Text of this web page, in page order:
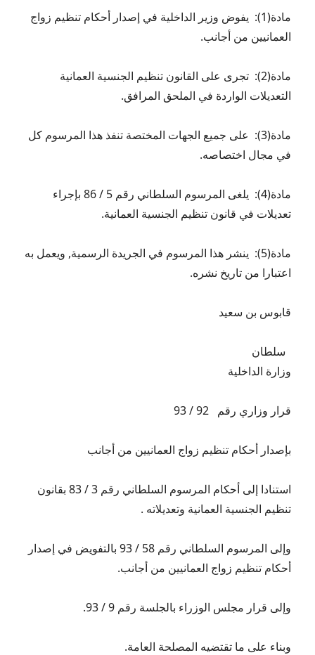
مادة(1): يفوض وزير الداخلية في إصدار أحكام تنظيم زواج
العمانيين من أجانب.
مادة(2): تجرى على القانون تنظيم الجنسية العمانية
التعديلات الواردة في الملحق المرافق.
مادة(3): على جميع الجهات المختصة تنفذ هذا المرسوم كل
في مجال اختصاصه.
مادة(4): يلغى المرسوم السلطاني رقم 5 / 86 بإجراء
تعديلات في قانون تنظيم الجنسية العمانية.
مادة(5): ينشر هذا المرسوم في الجريدة الرسمية, ويعمل به
اعتبارا من تاريخ نشره.
قابوس بن سعيد
سلطان
وزارة الداخلية
قرار وزاري رقم 92 / 93
بإصدار أحكام تنظيم زواج العمانيين من أجانب
استنادا إلى أحكام المرسوم السلطاني رقم 3 / 83 بقانون
تنظيم الجنسية العمانية وتعديلاته .
وإلى المرسوم السلطاني رقم 58 / 93 بالتفويض في إصدار
أحكام تنظيم زواج العمانيين من أجانب.
وإلى قرار مجلس الوزراء بالجلسة رقم 9 / 93.
وبناء على ما تقتضيه المصلحة العامة.